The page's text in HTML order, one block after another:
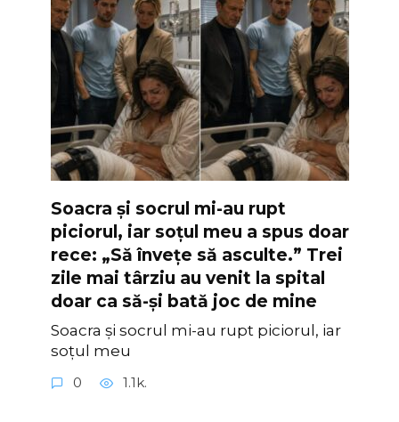
Soacra și socrul mi-au rupt
piciorul, iar soțul meu a spus doar
rece: „Să învețe să asculte.” Trei
zile mai târziu au venit la spital
doar ca să-și bată joc de mine
Soacra și socrul mi-au rupt piciorul, iar
soțul meu
0 1.1k.